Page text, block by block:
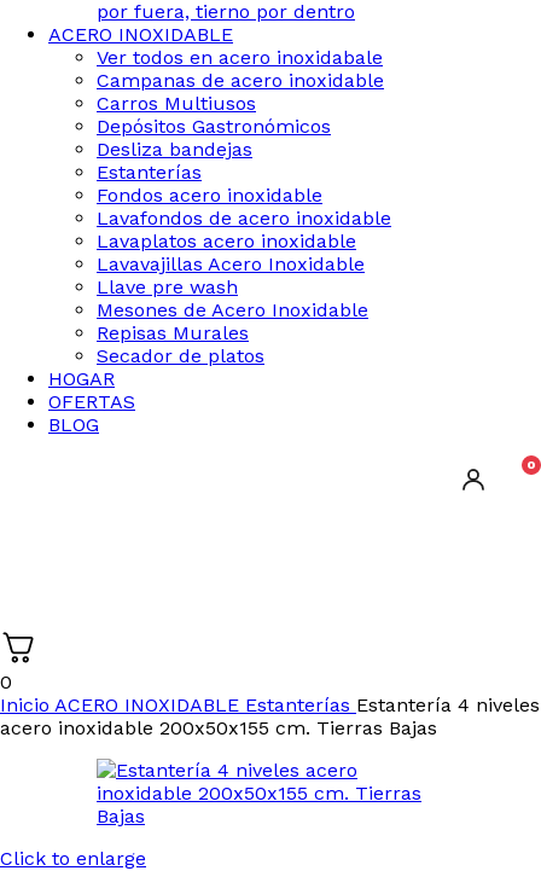
por fuera, tierno por dentro
ACERO INOXIDABLE
Ver todos en acero inoxidabale
Campanas de acero inoxidable
Carros Multiusos
Depósitos Gastronómicos
Desliza bandejas
Estanterías
Fondos acero inoxidable
Lavafondos de acero inoxidable
Lavaplatos acero inoxidable
Lavavajillas Acero Inoxidable
Llave pre wash
Mesones de Acero Inoxidable
Repisas Murales
Secador de platos
HOGAR
OFERTAS
BLOG
0
0
Inicio ACERO INOXIDABLE Estanterías Estantería 4 niveles
acero inoxidable 200x50x155 cm. Tierras Bajas
Click to enlarge